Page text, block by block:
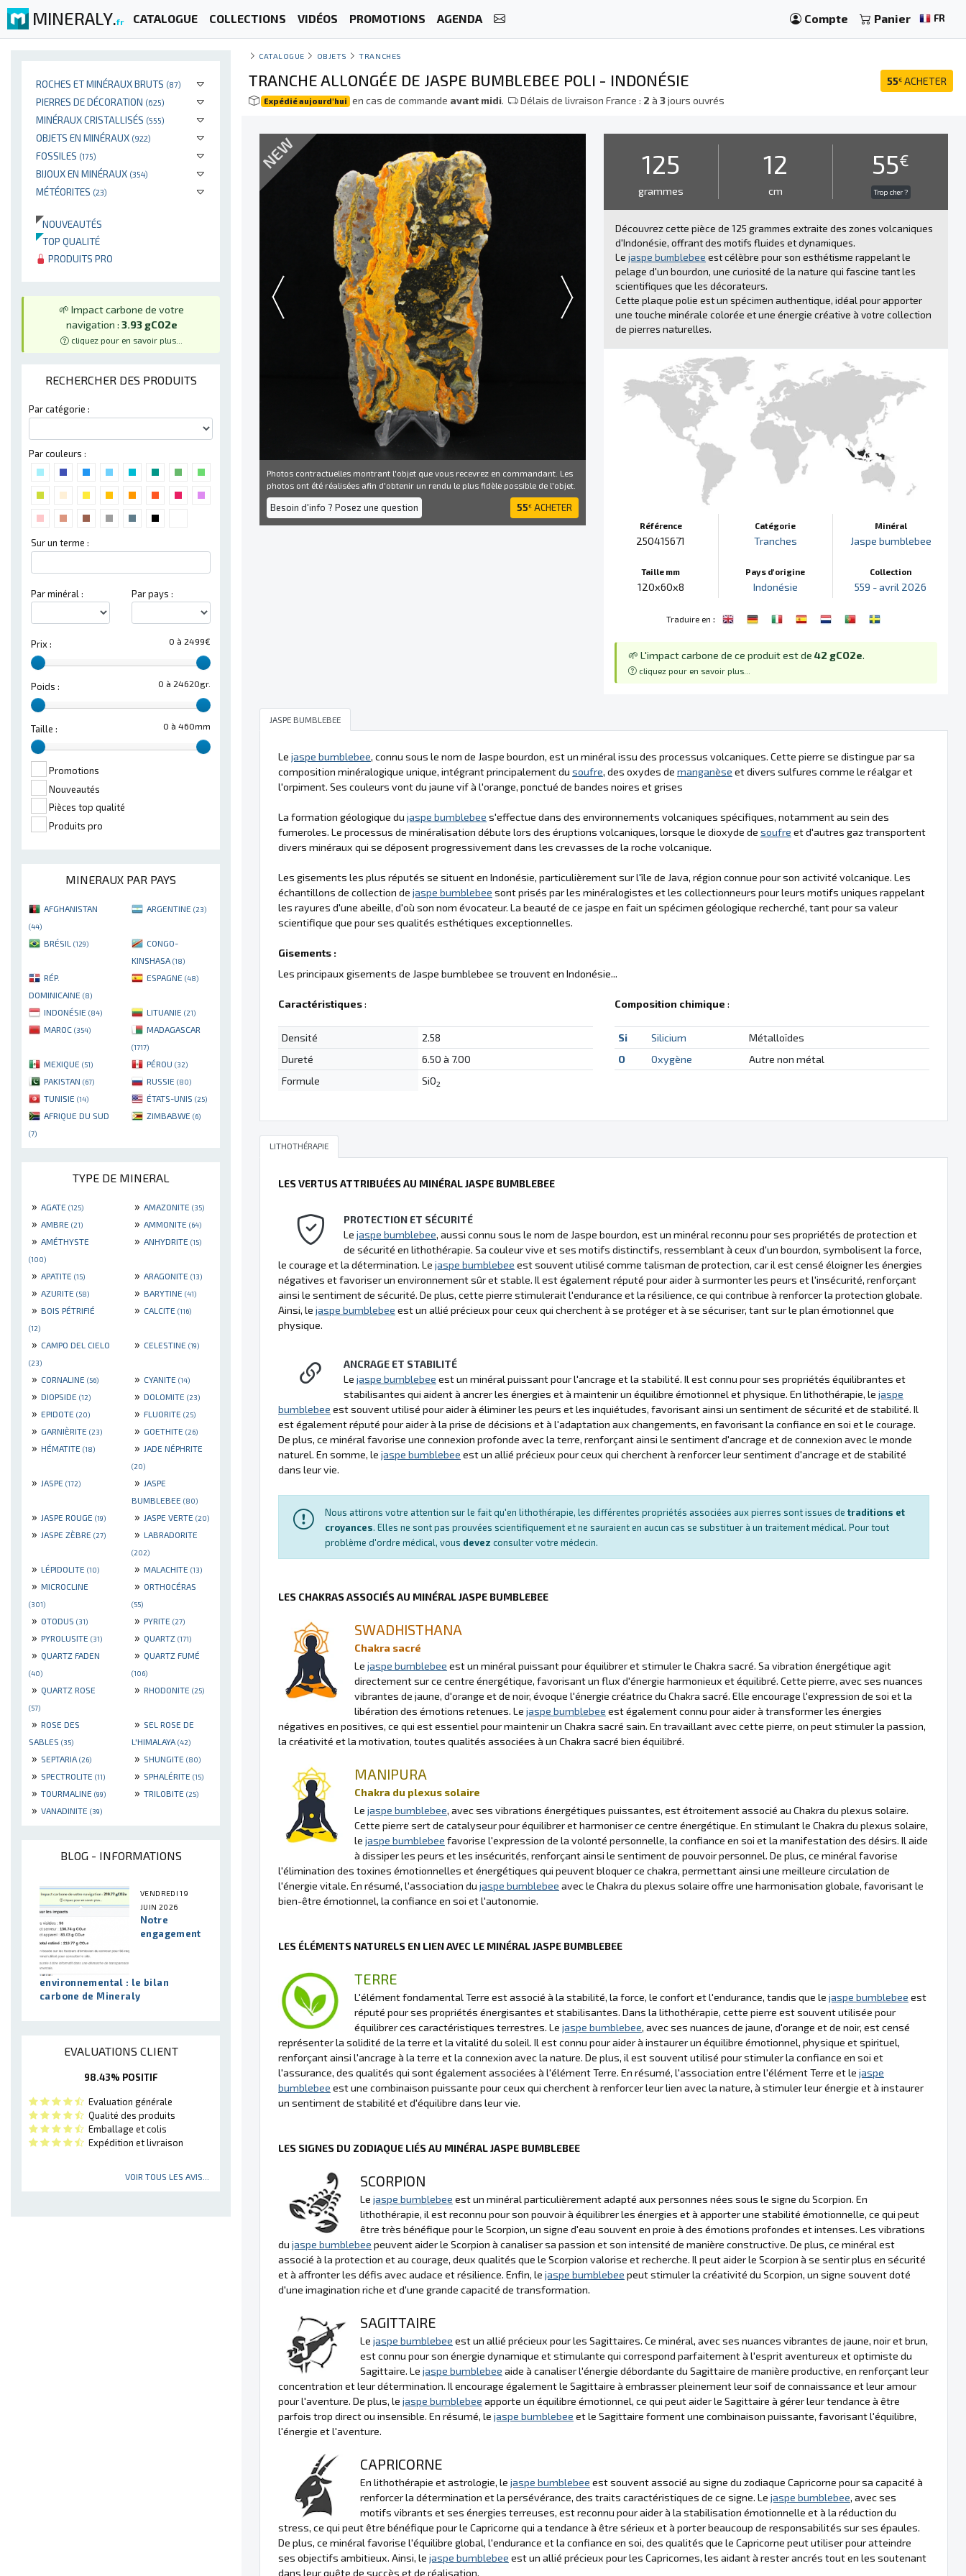
MINERALY.fr CATALOGUE COLLECTIONS VIDÉOS PROMOTIONS AGENDA Compte Panier FR
ROCHES ET MINÉRAUX BRUTS (87)
PIERRES DE DÉCORATION (625)
MINÉRAUX CRISTALLISÉS (555)
OBJETS EN MINÉRAUX (922)
FOSSILES (175)
BIJOUX EN MINÉRAUX (354)
MÉTÉORITES (23)
NOUVEAUTÉS
TOP QUALITÉ
PRODUITS PRO
🌱 Impact carbone de votre
navigation : 3.93 gCO2e
cliquez pour en savoir plus...
RECHERCHER DES PRODUITS
Par catégorie :
Par couleurs :
Sur un terme :
Par minéral : Par pays :
0 à 2499€
Prix :
0 à 24620gr.
Poids :
0 à 460mm
Taille :
Promotions
Nouveautés
Pièces top qualité
Produits pro
MINERAUX PAR PAYS
AFGHANISTAN
(44)
ARGENTINE (23)
BRÉSIL (129)
CONGO-
KINSHASA (18)
RÉP.
DOMINICAINE (8)
ESPAGNE (48)
INDONÉSIE (84) LITUANIE (21)
MAROC (354) MADAGASCAR
(1717)
MEXIQUE (51) PÉROU (32)
PAKISTAN (67) RUSSIE (80)
TUNISIE (14) ÉTATS-UNIS (25)
AFRIQUE DU SUD
(7)
ZIMBABWE (6)
TYPE DE MINERAL
» AGATE (125) » AMAZONITE (35)
» AMBRE (21) » AMMONITE (64)
» AMÉTHYSTE
(100)
» ANHYDRITE (15)
» APATITE (15) » ARAGONITE (13)
» AZURITE (58) » BARYTINE (41)
» BOIS PÉTRIFIÉ
(12)
» CALCITE (116)
» CAMPO DEL CIELO
(23)
» CELESTINE (19)
» CORNALINE (56) » CYANITE (14)
» DIOPSIDE (12) » DOLOMITE (23)
» EPIDOTE (20) » FLUORITE (25)
» GARNIÈRITE (23) » GOETHITE (26)
» HÉMATITE (18) » JADE NÉPHRITE
(20)
» JASPE (172) » JASPE
BUMBLEBEE (80)
» JASPE ROUGE (19) » JASPE VERTE (20)
» JASPE ZÈBRE (27) » LABRADORITE
(202)
» LÉPIDOLITE (10) » MALACHITE (13)
» MICROCLINE
(301)
» ORTHOCÉRAS
(55)
» OTODUS (31) » PYRITE (27)
» PYROLUSITE (31) » QUARTZ (171)
» QUARTZ FADEN
(40)
» QUARTZ FUMÉ
(106)
» QUARTZ ROSE
(57)
» RHODONITE (25)
» ROSE DES
SABLES (35)
» SEL ROSE DE
L'HIMALAYA (42)
» SEPTARIA (26) » SHUNGITE (80)
» SPECTROLITE (11) » SPHALÉRITE (15)
» TOURMALINE (99) » TRILOBITE (25)
» VANADINITE (39)
BLOG - INFORMATIONS
VENDREDI 19
JUIN 2026
Notre
engagement
environnemental : le bilan
carbone de Mineraly
EVALUATIONS CLIENT
98.43% POSITIF
Evaluation générale
Qualité des produits
Emballage et colis
Expédition et livraison
VOIR TOUS LES AVIS...
CATALOGUE OBJETS TRANCHES
55€ ACHETER
TRANCHE ALLONGÉE DE JASPE BUMBLEBEE POLI - INDONÉSIE
Expédié aujourd'hui en cas de commande avant midi. Délais de livraison France : 2 à3jours ouvrés
NEW
Photos contractuelles montrant l'objet que vous recevrez en commandant. Les
photos ont été réalisées afin d'obtenir un rendu le plus fidèle possible de l'objet.
Besoin d'info ? Posez une question 55€ ACHETER
125
grammes
12
cm
55€
Trop cher ?
Découvrez cette pièce de 125 grammes extraite des zones volcaniques
d'Indonésie, offrant des motifs fluides et dynamiques.
Le jaspe bumblebee est célèbre pour son esthétisme rappelant le
pelage d'un bourdon, une curiosité de la nature qui fascine tant les
scientifiques que les décorateurs.
Cette plaque polie est un spécimen authentique, idéal pour apporter
une touche minérale colorée et une énergie créative à votre collection
de pierres naturelles.
Référence
250415671
Taille mm
120x60x8
Catégorie
Tranches
Pays d'origine
Indonésie
Minéral
Jaspe bumblebee
Collection
559 - avril 2026
Traduire en :
🌱 L'impact carbone de ce produit est de 42 gCO2e.
cliquez pour en savoir plus...
JASPE BUMBLEBEE
Le jaspe bumblebee, connu sous le nom de Jaspe bourdon, est un minéral issu des processus volcaniques. Cette pierre se distingue par sa
composition minéralogique unique, intégrant principalement du soufre, des oxydes de manganèse et divers sulfures comme le réalgar et
l'orpiment. Ses couleurs vont du jaune vif à l'orange, ponctué de bandes noires et grises
La formation géologique du jaspe bumblebee s'effectue dans des environnements volcaniques spécifiques, notamment au sein des
fumeroles. Le processus de minéralisation débute lors des éruptions volcaniques, lorsque le dioxyde de soufre et d'autres gaz transportent
divers minéraux qui se déposent progressivement dans les crevasses de la roche volcanique.
Les gisements les plus réputés se situent en Indonésie, particulièrement sur l'île de Java, région connue pour son activité volcanique. Les
échantillons de collection de jaspe bumblebee sont prisés par les minéralogistes et les collectionneurs pour leurs motifs uniques rappelant
les rayures d'une abeille, d'où son nom évocateur. La beauté de ce jaspe en fait un spécimen géologique recherché, tant pour sa valeur
scientifique que pour ses qualités esthétiques exceptionnelles.
Gisements :
Les principaux gisements de Jaspe bumblebee se trouvent en Indonésie...
Caractéristiques:
Densité
2.58
Dureté
6.50 à 7.00
Formule
SiO2
Composition chimique :
Si Silicium
Métalloïdes
O
Oxygène Autre non métal
LITHOTHÉRAPIE
LES VERTUS ATTRIBUÉES AU MINÉRAL JASPE BUMBLEBEE
PROTECTION ET SÉCURITÉ
Le jaspe bumblebee, aussi connu sous le nom de Jaspe bourdon, est un minéral reconnu pour ses propriétés de protection et
de sécurité en lithothérapie. Sa couleur vive et ses motifs distinctifs, ressemblant à ceux d'un bourdon, symbolisent la force,
le courage et la détermination. Le jaspe bumblebee est souvent utilisé comme talisman de protection, car il est censé éloigner les énergies
négatives et favoriser un environnement sûr et stable. Il est également réputé pour aider à surmonter les peurs et l'insécurité, renforçant
ainsi le sentiment de sécurité. De plus, cette pierre stimulerait l'endurance et la résilience, ce qui contribue à renforcer la protection globale.
Ainsi, le jaspe bumblebee est un allié précieux pour ceux qui cherchent à se protéger et à se sécuriser, tant sur le plan émotionnel que
physique.
ANCRAGE ET STABILITÉ
Le jaspe bumblebee est un minéral puissant pour l'ancrage et la stabilité. Il est connu pour ses propriétés équilibrantes et
stabilisantes qui aident à ancrer les énergies et à maintenir un équilibre émotionnel et physique. En lithothérapie, le jaspe
bumblebee est souvent utilisé pour aider à éliminer les peurs et les inquiétudes, favorisant ainsi un sentiment de sécurité et de stabilité. Il
est également réputé pour aider à la prise de décisions et à l'adaptation aux changements, en favorisant la confiance en soi et le courage.
De plus, ce minéral favorise une connexion profonde avec la terre, renforçant ainsi le sentiment d'ancrage et de connexion avec le monde
naturel. En somme, le jaspe bumblebee est un allié précieux pour ceux qui cherchent à renforcer leur sentiment d'ancrage et de stabilité
dans leur vie.
Nous attirons votre attention sur le fait qu'en lithothérapie, les différentes propriétés associées aux pierres sont issues de traditions et
croyances. Elles ne sont pas prouvées scientifiquement et ne sauraient en aucun cas se substituer à un traitement médical. Pour tout
problème d'ordre médical, vous devez consulter votre médecin.
LES CHAKRAS ASSOCIÉS AU MINÉRAL JASPE BUMBLEBEE
SWADHISTHANA
Chakra sacré
Le jaspe bumblebee est un minéral puissant pour équilibrer et stimuler le Chakra sacré. Sa vibration énergétique agit
directement sur ce centre énergétique, favorisant un flux d'énergie harmonieux et équilibré. Cette pierre, avec ses nuances
vibrantes de jaune, d'orange et de noir, évoque l'énergie créatrice du Chakra sacré. Elle encourage l'expression de soi et la
libération des émotions retenues. Le jaspe bumblebee est également connu pour aider à transformer les énergies
négatives en positives, ce qui est essentiel pour maintenir un Chakra sacré sain. En travaillant avec cette pierre, on peut stimuler la passion,
la créativité et la motivation, toutes qualités associées à un Chakra sacré bien équilibré.
MANIPURA
Chakra du plexus solaire
Le jaspe bumblebee, avec ses vibrations énergétiques puissantes, est étroitement associé au Chakra du plexus solaire.
Cette pierre sert de catalyseur pour équilibrer et harmoniser ce centre énergétique. En stimulant le Chakra du plexus solaire,
le jaspe bumblebee favorise l'expression de la volonté personnelle, la confiance en soi et la manifestation des désirs. Il aide
à dissiper les peurs et les insécurités, renforçant ainsi le sentiment de pouvoir personnel. De plus, ce minéral favorise
l'élimination des toxines émotionnelles et énergétiques qui peuvent bloquer ce chakra, permettant ainsi une meilleure circulation de
l'énergie vitale. En résumé, l'association du jaspe bumblebee avec le Chakra du plexus solaire offre une harmonisation globale, favorisant le
bien-être émotionnel, la confiance en soi et l'autonomie.
LES ÉLÉMENTS NATURELS EN LIEN AVEC LE MINÉRAL JASPE BUMBLEBEE
TERRE
L'élément fondamental Terre est associé à la stabilité, la force, le confort et l'endurance, tandis que le jaspe bumblebee est
réputé pour ses propriétés énergisantes et stabilisantes. Dans la lithothérapie, cette pierre est souvent utilisée pour
équilibrer ces caractéristiques terrestres. Le jaspe bumblebee, avec ses nuances de jaune, d'orange et de noir, est censé
représenter la solidité de la terre et la vitalité du soleil. Il est connu pour aider à instaurer un équilibre émotionnel, physique et spirituel,
renforçant ainsi l'ancrage à la terre et la connexion avec la nature. De plus, il est souvent utilisé pour stimuler la confiance en soi et
l'assurance, des qualités qui sont également associées à l'élément Terre. En résumé, l'association entre l'élément Terre et le jaspe
bumblebee est une combinaison puissante pour ceux qui cherchent à renforcer leur lien avec la nature, à stimuler leur énergie et à instaurer
un sentiment de stabilité et d'équilibre dans leur vie.
LES SIGNES DU ZODIAQUE LIÉS AU MINÉRAL JASPE BUMBLEBEE
SCORPION
Le jaspe bumblebee est un minéral particulièrement adapté aux personnes nées sous le signe du Scorpion. En
lithothérapie, il est reconnu pour son pouvoir à équilibrer les énergies et à apporter une stabilité émotionnelle, ce qui peut
être très bénéfique pour le Scorpion, un signe d'eau souvent en proie à des émotions profondes et intenses. Les vibrations
du jaspe bumblebee peuvent aider le Scorpion à canaliser sa passion et son intensité de manière constructive. De plus, ce minéral est
associé à la protection et au courage, deux qualités que le Scorpion valorise et recherche. Il peut aider le Scorpion à se sentir plus en sécurité
et à affronter les défis avec audace et résilience. Enfin, le jaspe bumblebee peut stimuler la créativité du Scorpion, un signe souvent doté
d'une imagination riche et d'une grande capacité de transformation.
SAGITTAIRE
Le jaspe bumblebee est un allié précieux pour les Sagittaires. Ce minéral, avec ses nuances vibrantes de jaune, noir et brun,
est connu pour son énergie dynamique et stimulante qui correspond parfaitement à l'esprit aventureux et optimiste du
Sagittaire. Le jaspe bumblebee aide à canaliser l'énergie débordante du Sagittaire de manière productive, en renforçant leur
concentration et leur détermination. Il encourage également le Sagittaire à embrasser pleinement leur soif de connaissance et leur amour
pour l'aventure. De plus, le jaspe bumblebee apporte un équilibre émotionnel, ce qui peut aider le Sagittaire à gérer leur tendance à être
parfois trop direct ou insensible. En résumé, le jaspe bumblebee et le Sagittaire forment une combinaison puissante, favorisant l'équilibre,
l'énergie et l'aventure.
CAPRICORNE
En lithothérapie et astrologie, le jaspe bumblebee est souvent associé au signe du zodiaque Capricorne pour sa capacité à
renforcer la détermination et la persévérance, des traits caractéristiques de ce signe. Le jaspe bumblebee, avec ses
motifs vibrants et ses énergies terreuses, est reconnu pour aider à la stabilisation émotionnelle et à la réduction du
stress, ce qui peut être bénéfique pour le Capricorne qui a tendance à être sérieux et à porter beaucoup de responsabilités sur ses épaules.
De plus, ce minéral favorise l'équilibre global, l'endurance et la confiance en soi, des qualités que le Capricorne peut utiliser pour atteindre
ses objectifs ambitieux. Ainsi, le jaspe bumblebee est un allié précieux pour les Capricornes, les aidant à rester ancrés tout en les soutenant
dans leur quête de succès et de réalisation.